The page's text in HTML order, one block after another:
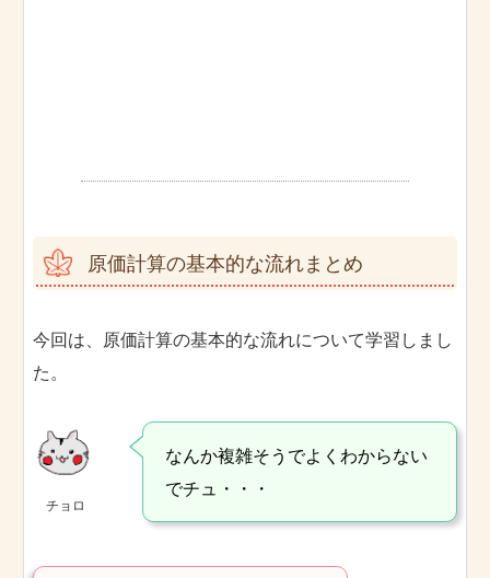
原価計算の基本的な流れまとめ
今回は、原価計算の基本的な流れについて学習しまし
た。
チョロ
なんか複雑そうでよくわからない
でチュ・・・